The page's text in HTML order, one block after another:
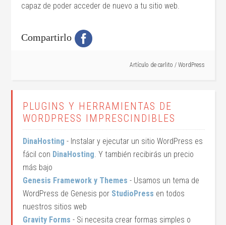
capaz de poder acceder de nuevo a tu sitio web.
Compartirlo
Artículo de carlito / WordPress
PLUGINS Y HERRAMIENTAS DE
WORDPRESS IMPRESCINDIBLES
DinaHosting - Instalar y ejecutar un sitio WordPress es
fácil con DinaHosting. Y también recibirás un precio
más bajo
Genesis Framework y Themes - Usamos un tema de
WordPress de Genesis por StudioPress en todos
nuestros sitios web
Gravity Forms - Si necesita crear formas simples o